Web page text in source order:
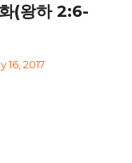
(왕하 2:6-
2017